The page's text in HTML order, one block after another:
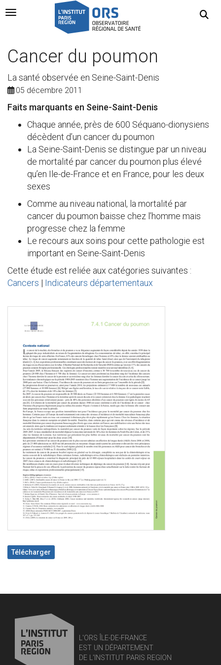
Navigation Toggle
Cancer du poumon
La santé observée en Seine-Saint-Denis
05 décembre 2011
Faits marquants en Seine-Saint-Denis
Chaque année, près de 600 Séquano-dionysiens
décèdent d’un cancer du poumon
La Seine-Saint-Denis se distingue par un niveau
de mortalité par cancer du poumon plus élevé
qu’en Ile-de-France et en France, pour les deux
sexes
Comme au niveau national, la mortalité par
cancer du poumon baisse chez l’homme mais
progresse chez la femme
Le recours aux soins pour cette pathologie est
important en Seine-Saint-Denis
Cette étude est reliée aux catégories suivantes :
Cancers | Indicateurs départementaux
Télécharger
L'ORS ÎLE-DE-FRANCE
EST UN DÉPARTEMENT
DE L'INSTITUT PARIS REGION